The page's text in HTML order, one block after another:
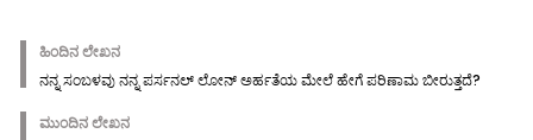
ಹಿಂದಿನ ಲೇಖನ
ನನ್ನ ಸಂಬಳವು ನನ್ನ ಪರ್ಸನಲ್ ಲೋನ್ ಅರ್ಹತೆಯ ಮೇಲೆ ಹೇಗೆ ಪರಿಣಾಮ ಬೀರುತ್ತದೆ?
ಮುಂದಿನ ಲೇಖನ